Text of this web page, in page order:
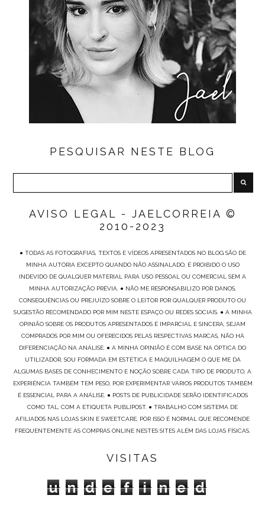
PESQUISAR NESTE BLOG
AVISO LEGAL - JAELCORREIA ©
2010-2023
● TODAS AS FOTOGRAFIAS, TEXTOS E VÍDEOS APRESENTADOS NO BLOG SÃO DE
MINHA AUTORIA EXCEPTO QUANDO NÃO ASSINALADO, É PROIBIDO O USO
INDEVIDO DE QUALQUER MATERIAL PARA USO PESSOAL OU COMERCIAL SEM A
MINHA AUTORIZAÇÃO PRÉVIA. ● NÃO ME RESPONSABILIZO POR DANOS,
CONSEQUÊNCIAS OU PREJUÍZO SOBRE O LEITOR POR QUALQUER PRODUTO OU
SUGESTÃO RECOMENDADO POR MIM NESTE ESPAÇO OU REDES SOCIAIS. ● A MINHA
OPINIÃO SOBRE OS PRODUTOS APRESENTADOS É IMPARCIAL E SINCERA, SEJAM
COMPRADOS POR MIM OU OFERECIDOS PELAS RESPECTIVAS MARCAS, NÃO HÁ
DIFERENCIAÇÃO NA ANÁLISE. ● A MINHA OPINIÃO É COM BASE NA ÓPTICA DO
UTILIZADOR, SOU FORMADA EM ESTÉTICA E MAQUILHAGEM O QUE ME DÁ
ALGUMAS BASES DE CONHECIMENTO E NOÇÃO SOBRE CADA TIPO DE PRODUTO, A
EXPERIÊNCIA TAMBÉM TEM PESO, POR EXPERIMENTAR VÁRIOS PRODUTOS TAMBÉM
É ESSENCIAL PARA A ANÁLISE. ● POSTS DE PUBLICIDADE SERÃO IDENTIFICADOS
COMO TAL, COM A ETIQUETA PUBLIPOST. ● TRABALHO COM SISTEMA DE
AFILIADOS NAS LOJAS SKIN E SWEETCARE, POR ISSO É NORMAL QUE RECOMENDE
FREQUENTEMENTE AS COMPRAS ONLINE NESTES SITES ALÉM DAS LOJAS FÍSICAS.
VISITAS
u n d e f i n e d